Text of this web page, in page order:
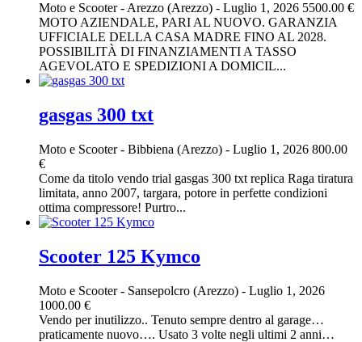
Moto e Scooter- Arezzo (Arezzo) - Luglio 1, 2026 5500.00 €
MOTO AZIENDALE, PARI AL NUOVO. GARANZIA
UFFICIALE DELLA CASA MADRE FINO AL 2028.
POSSIBILITÀ DI FINANZIAMENTI A TASSO
AGEVOLATO E SPEDIZIONI A DOMICIL...
gasgas 300 txt
Moto e Scooter- Bibbiena (Arezzo) - Luglio 1, 2026 800.00
€
Come da titolo vendo trial gasgas 300 txt replica Raga tiratura
limitata, anno 2007, targara, potore in perfette condizioni
ottima compressore! Purtro...
Scooter 125 Kymco
Moto e Scooter- Sansepolcro (Arezzo) - Luglio 1, 2026
1000.00 €
Vendo per inutilizzo.. Tenuto sempre dentro al garage…
praticamente nuovo…. Usato 3 volte negli ultimi 2 anni…